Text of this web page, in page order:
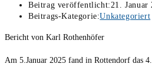
Beitrag veröffentlicht:21. Januar
Beitrags-Kategorie:Unkategoriert
Bericht von Karl Rothenhöfer
Am 5.Januar 2025 fand in Rottendorf das